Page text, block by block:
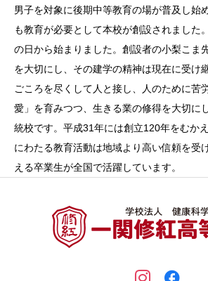
男子を対象に後期中等教育の場が普及し始
も教育が必要として本校が創設されました
の日から始まりました。創設者の小梨こま
を大切にし、その建学の精神は現在に受け
ごころを尽くして人と接し、人のために苦
愛」を育みつつ、生きる業の修得を大切に
統校です。平成31年には創立120年をむか
にわたる教育活動は地域より高い信頼を受
える卒業生が全国で活躍しています。